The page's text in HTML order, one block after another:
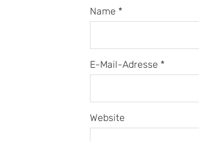
Name *
E-Mail-Adresse *
Website